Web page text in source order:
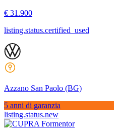
€ 31.900
listing.status.certified_used
Azzano San Paolo (BG)
5 anni di garanzia
listing.status.new